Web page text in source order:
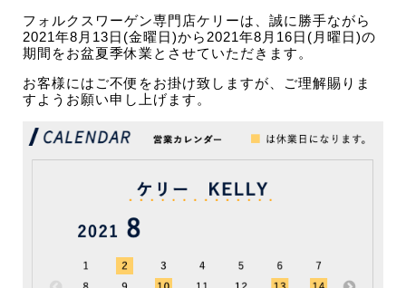
フォルクスワーゲン専門店ケリーは、誠に勝手ながら
2021年8月13日(金曜日)から2021年8月16日(月曜日)の
期間をお盆夏季休業とさせていただきます。
お客様にはご不便をお掛け致しますが、ご理解賜りま
すようお願い申し上げます。